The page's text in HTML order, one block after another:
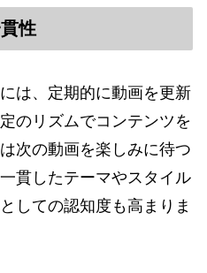
性
は、定期的に動画を更新
のリズムでコンテンツを
次の動画を楽しみに待つ
貫したテーマやスタイル
しての認知度も高まりま